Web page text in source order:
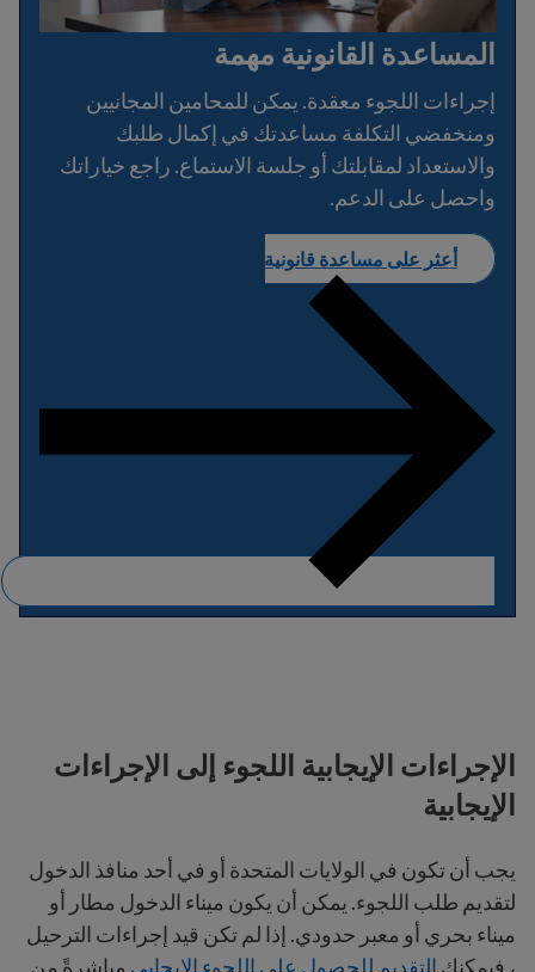
المساعدة القانونية مهمة
إجراءات اللجوء معقدة. يمكن للمحامين المجانيين
ومنخفضي التكلفة مساعدتك في إكمال طلبك
والاستعداد لمقابلتك أو جلسة الاستماع. راجع خياراتك
واحصل على الدعم.
أعثر على مساعدة قانونية
الإجراءات الإيجابية اللجوء إلى الإجراءات
الإيجابية
يجب أن تكون في الولايات المتحدة أو في أحد منافذ الدخول
لتقديم طلب اللجوء. يمكن أن يكون ميناء الدخول مطار أو
ميناء بحري أو معبر حدودي. إذا لم تكن قيد إجراءات الترحيل
، فيمكنك التقديم للحصول على اللجوء الإيجابي مباشرةً من